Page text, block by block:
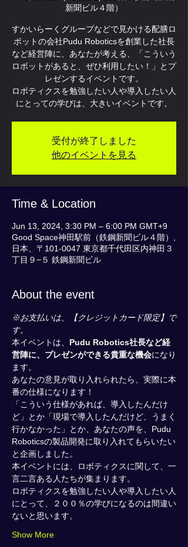
新聞ビル４階）
すかいらーくグループなどで見かける配膳ロ
ボットの会社Pudu Roboticsを創業した社長
など経営陣に、あなたが考える、「こういう
ロボットがあると、ぜひ利用したい！」とプ
レゼンするイベントです。
ロボティクスを勉強したい人や導入したい人
にとっての学びは、大きいイベントです。
受付が終了しました
他のイベントを見る
Time & Location
Jun 13, 2024, 3:30 PM – 6:00 PM GMT+9
Good Space神田駅前（鉄鋼新聞ビル４階）,
日本、〒101-0047 東京都千代田区内神田３
丁目９−５ 鉄鋼新聞ビル
About the event
※お支払いは、【クレジットカード限定】で
す。
本イベントは、 Pudu Robotics社長など経
営陣に、プレゼンができる貴重な機会になり
ます。
あなたの意見が取り入れられたら、実際に本
番の仕様になります！
「こういう仕様があれば、導入したんだけ
ど」とか「現場で導入したんだけど、うまく
行かなかった」とか、あなたの声を、Pudu
Roboticsの製品開発に取り入れてもらいたい
と企画しました。
本イベントには、ロボティクスに関して、一
言二言ある人たちが集まります。
ロボティクスを勉強したい人や導入したい人
にとって、２００％の学びになるのは間違い
ないと思います。
Show More